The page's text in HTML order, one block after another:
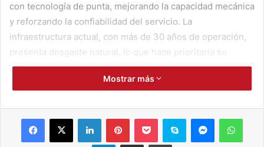
con tecnología de punta, mejorando la capacidad mecánica
y reforzando la confiabilidad del servicio. La
infraestructura actual, con más de 30 años de operación,
presenta desgaste natural, lo que hace prioritaria su
renovación para garantizar un suministro seguro y estable
a más de 58.000 clientes.
Para la ejecución de estos trabajos, será necesario
realizar una interrupción programada del servicio eléctrico
el domingo 16 de marzo, entre las 5:00 a.m. y las 6:00 p.m.,
Mostrar más
Telegram Compartir por correo electrónico Imprimir